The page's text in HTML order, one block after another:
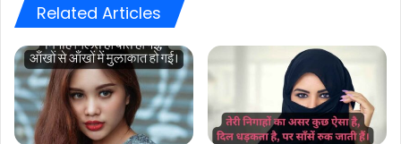
Related Articles